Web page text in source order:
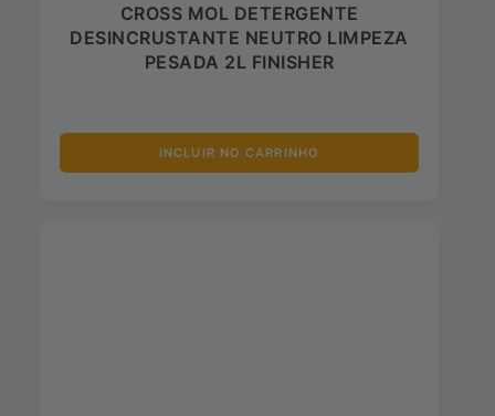
CROSS MOL DETERGENTE
DESINCRUSTANTE NEUTRO LIMPEZA
PESADA 2L FINISHER
INCLUIR NO CARRINHO